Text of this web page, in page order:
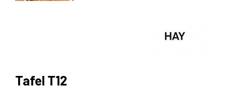
Tafel T12